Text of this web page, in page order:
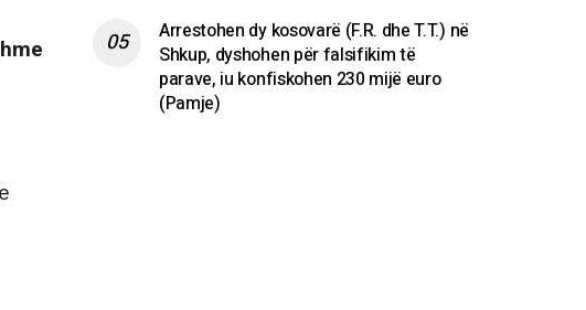
Arrestohen dy kosovarë (F.R. dhe T.T.) në
Shkup, dyshohen për falsifikim të
parave, iu konfiskohen 230 mijë euro
(Pamje)